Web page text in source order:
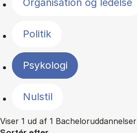
Organisation og ledelse
Politik
Psykologi
Nulstil
Viser 1 ud af 1 Bacheloruddannelser